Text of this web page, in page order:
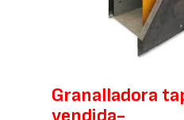
Granalladora